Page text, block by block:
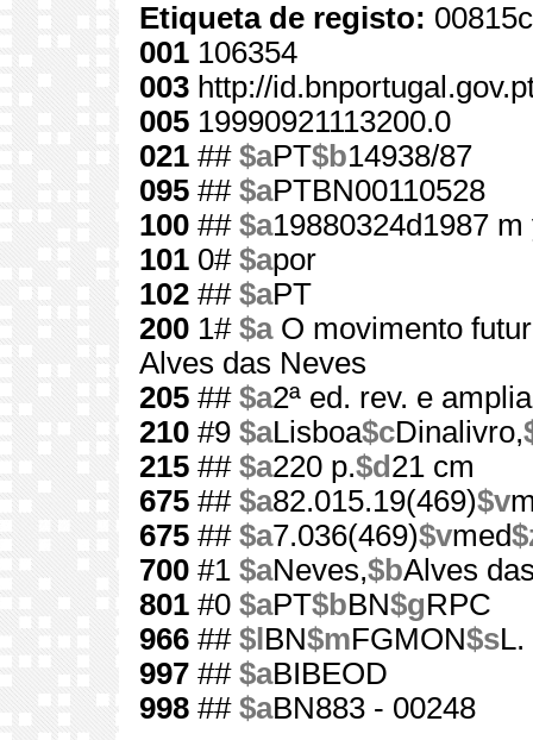
Etiqueta de registo:
001 106354
003 http://
005 19990921113200.0
021 ## $aPT$b14938/87
095 ## $aPTBN00110528
100 ## $a19880324d1987
101 0# $apor
102 ## $aPT
200 1# $aO movimento
Alves das Neves
205 ## $a2ª ed. rev. e
210 #9 $aLisboa$cDinalivro,
215 ## $a220 p.$d 21 cm
675 ## $a82.015.19(469)$v
675 ## $a7.036(469)$vmed
700 #1 $aNeves,$bAlves
801 #0 $aPT$bBN$gRPC
966 ## $l BN$mFGMON$sL.
997 ## $aBIBEOD
998 ## $aBN883 - 00248